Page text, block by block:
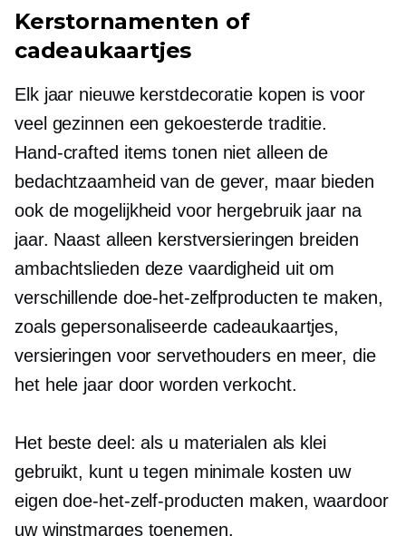
Kerstornamenten of
cadeaukaartjes
Elk jaar nieuwe kerstdecoratie kopen is voor
veel gezinnen een gekoesterde traditie.
Hand-crafted items tonen niet alleen de
bedachtzaamheid van de gever, maar bieden
ook de mogelijkheid voor hergebruik jaar na
jaar. Naast alleen kerstversieringen breiden
ambachtslieden deze vaardigheid uit om
verschillende doe-het-zelfproducten te maken,
zoals gepersonaliseerde cadeaukaartjes,
versieringen voor servethouders en meer, die
het hele jaar door worden verkocht.
Het beste deel: als u materialen als klei
gebruikt, kunt u tegen minimale kosten uw
eigen doe-het-zelf-producten maken, waardoor
uw winstmarges toenemen.